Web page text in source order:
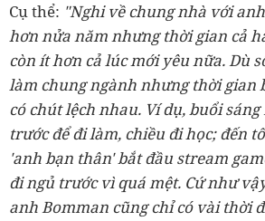
Cụ thể: "Nghi về chung nhà với
hơn nửa năm nhưng thời gian cả
còn ít hơn cả lúc mới yêu nữa. Dù
làm chung ngành nhưng thời gian
có chút lệch nhau. Ví dụ, buổi
trước để đi làm, chiều đi học; đến
'anh bạn thân' bắt đầu stream
đi ngủ trước vì quá mệt. Cứ như
anh Bomman cũng chỉ có vài thời